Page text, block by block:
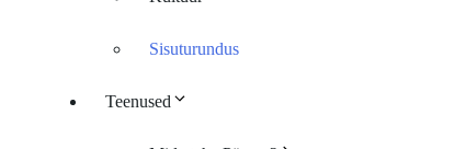
Sisuturundus
Teenused